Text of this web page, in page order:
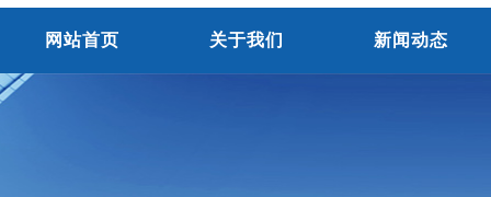
网站首页 关于我们 新闻动态